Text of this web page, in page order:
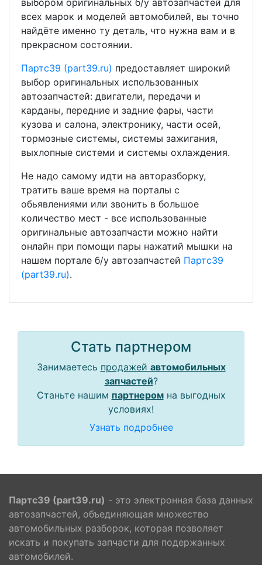
выбором оригинальных б/у автозапчастей для
всех марок и моделей автомобилей, вы точно
найдёте именно ту деталь, что нужна вам и в
прекрасном состоянии.
Партс39 (part39.ru) предоставляет широкий
выбор оригинальных использованных
автозапчастей: двигатели, передачи и
карданы, передние и задние фары, части
кузова и салона, электронику, части осей,
тормозные системы, системы зажигания,
выхлопные системи и системы охлаждения.
Не надо самому идти на авторазборку,
тратить ваше время на порталы с
обьявлениями или звонить в большое
количество мест - все использованные
оригинальные автозапчасти можно найти
онлайн при помощи пары нажатий мышки на
нашем портале б/у автозапчастей Партс39
(part39.ru).
Стать партнером
Занимаетесь продажей автомобильных
запчастей?
Станьте нашим партнеромна выгодных
условиях!
Узнать подробнее
Партс39 (part39.ru) - это электронная база данных
автозапчастей, объединяющая множество
автомобильных разборок, которая позволяет
искать и покупать запчасти для подержанных
автомобилей.